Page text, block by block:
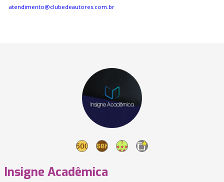
atendimento@clubedeautores.com.br
Insigne Acadêmica